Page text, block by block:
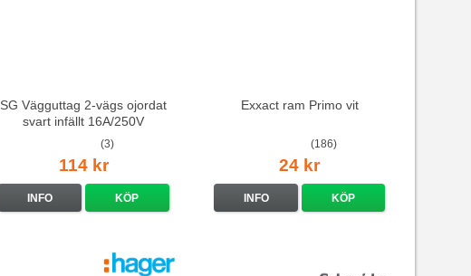
SG Vägguttag 2-vägs ojordat
svart infällt 16A/250V
(3)
114 kr
INFO KÖP
Exxact ram Primo vit
(186)
24 kr
INFO KÖP